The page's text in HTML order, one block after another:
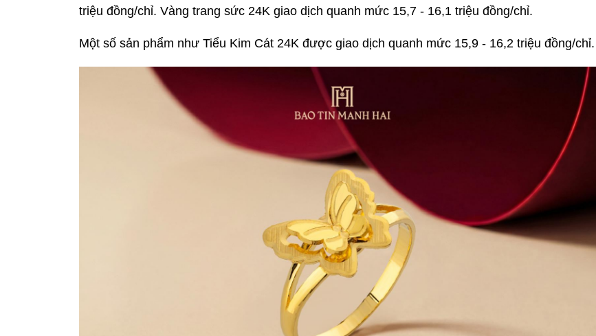
triệu đồng/chỉ. Vàng trang sức 24K giao dịch quanh mức 15,7 - 16,1 triệu đồng/chỉ.
Một số sản phẩm như Tiểu Kim Cát 24K được giao dịch quanh mức 15,9 - 16,2 triệu đồng/chỉ.